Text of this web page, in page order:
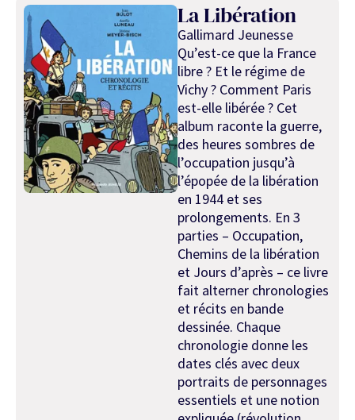
La Libération
Gallimard Jeunesse
Qu’est-ce que la France
libre ? Et le régime de
Vichy ? Comment Paris
est-elle libérée ? Cet
album raconte la guerre,
des heures sombres de
l’occupation jusqu’à
l’épopée de la libération
en 1944 et ses
prolongements. En 3
parties – Occupation,
Chemins de la libération
et Jours d’après – ce livre
fait alterner chronologies
et récits en bande
dessinée. Chaque
chronologie donne les
dates clés avec deux
portraits de personnages
essentiels et une notion